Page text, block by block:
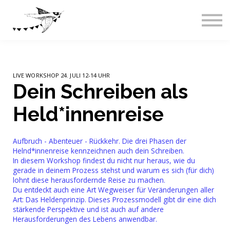
LIVE WORKSHOP 24. JULI 12-14 UHR
Dein Schreiben als
Held*innenreise
Aufbruch - Abenteuer - Rückkehr. Die drei Phasen der
Helnd*innenreise kennzeichnen auch dein Schreiben.
In diesem Workshop findest du nicht nur heraus, wie du
gerade in deinem Prozess stehst und warum es sich (für dich)
lohnt diese herausfordernde Reise zu machen.
Du entdeckt auch eine Art Wegweiser für Veränderungen aller
Art: Das Heldenprinzip. Dieses Prozessmodell gibt dir eine dich
stärkende Perspektive und ist auch auf andere
Herausforderungen des Lebens anwendbar.